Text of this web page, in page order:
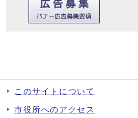
このサイトについて
市役所へのアクセス